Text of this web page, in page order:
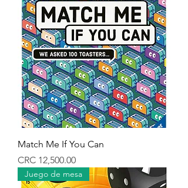
Match Me If You Can
Precio
CRC 12,500.00
Juego de mesa